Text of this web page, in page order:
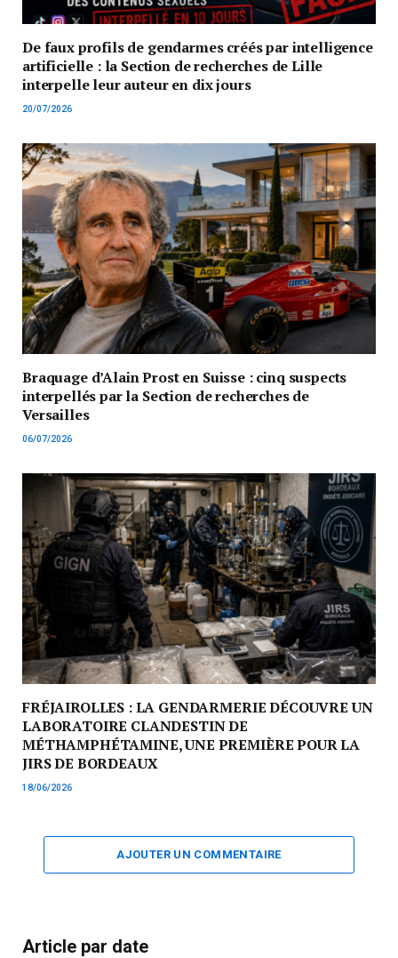
De faux profils de gendarmes créés par intelligence
artificielle : la Section de recherches de Lille
interpelle leur auteur en dix jours
20/07/2026
Braquage d’Alain Prost en Suisse : cinq suspects
interpellés par la Section de recherches de
Versailles
06/07/2026
FRÉJAIROLLES : LA GENDARMERIE DÉCOUVRE UN
LABORATOIRE CLANDESTIN DE
MÉTHAMPHÉTAMINE, UNE PREMIÈRE POUR LA
JIRS DE BORDEAUX
18/06/2026
AJOUTER UN COMMENTAIRE
Article par date